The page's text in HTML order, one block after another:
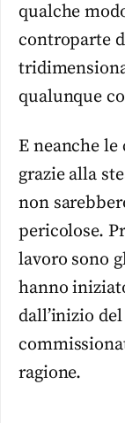
qualche
controparte
qualunque
E neanche
grazie alla
non
pericolose.
lavoro sono
hanno
dall’inizio
ragione.